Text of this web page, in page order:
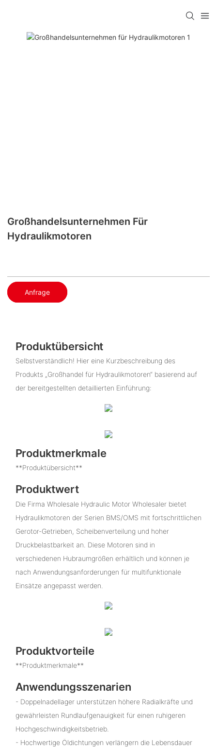
Großhandelsunternehmen Für
Hydraulikmotoren
Anfrage
Produktübersicht
Selbstverständlich! Hier eine Kurzbeschreibung des
Produkts „Großhandel für Hydraulikmotoren“ basierend auf
der bereitgestellten detaillierten Einführung:
Produktmerkmale
**Produktübersicht**
Produktwert
Die Firma Wholesale Hydraulic Motor Wholesaler bietet
Hydraulikmotoren der Serien BMS/OMS mit fortschrittlichen
Gerotor-Getrieben, Scheibenverteilung und hoher
Druckbelastbarkeit an. Diese Motoren sind in
verschiedenen Hubraumgrößen erhältlich und können je
nach Anwendungsanforderungen für multifunktionale
Einsätze angepasst werden.
Produktvorteile
**Produktmerkmale**
Anwendungsszenarien
- Doppelnadellager unterstützen höhere Radialkräfte und
gewährleisten Rundlaufgenauigkeit für einen ruhigeren
Hochgeschwindigkeitsbetrieb.
- Hochwertige Öldichtungen verlängern die Lebensdauer